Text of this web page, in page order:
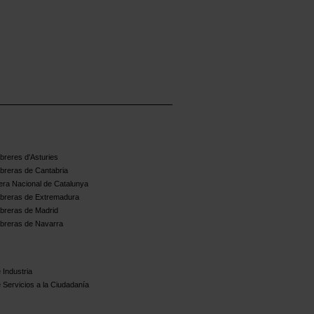
d'Asturies
de Cantabria
Nacional de Catalunya
de Extremadura
de Madrid
de Navarra
Industria
Servicios a la Ciudadanía